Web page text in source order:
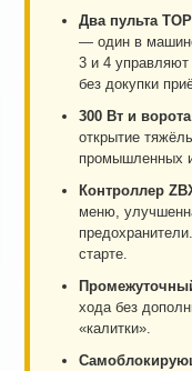
Два пульта
— один в
3 и 4
без докупки
300 Вт и
открытие
промышленных
Контроллер
меню,
старте.
хода без
«калитки».